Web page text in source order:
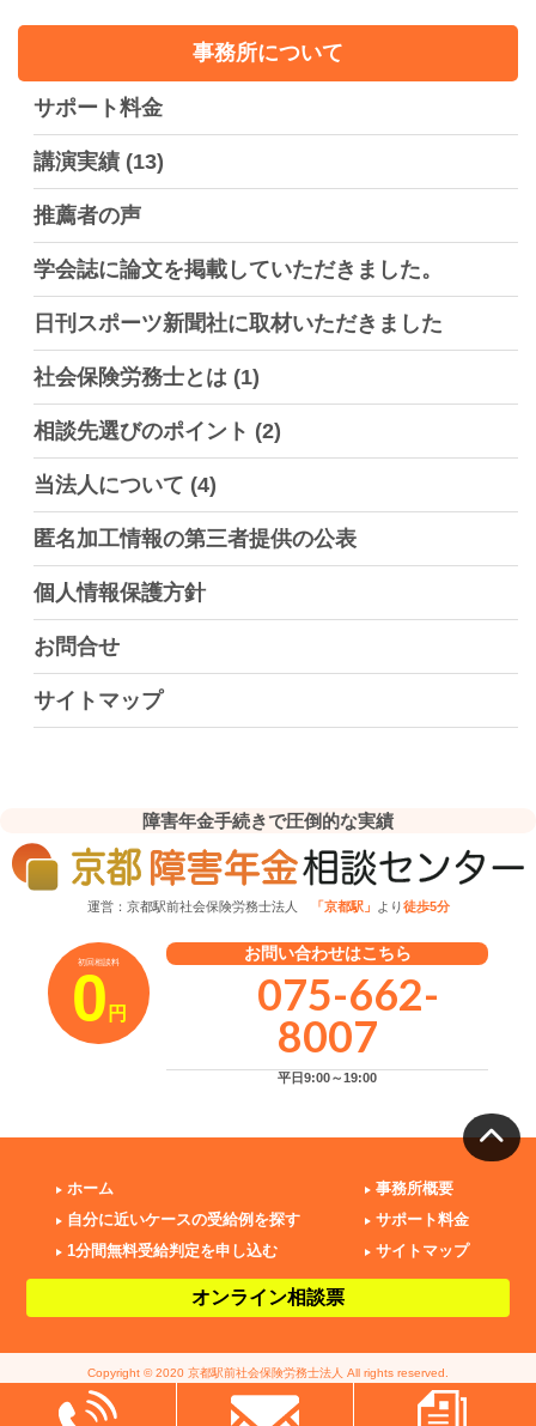
事務所について
サポート料金
講演実績 (13)
推薦者の声
学会誌に論文を掲載していただきました。
日刊スポーツ新聞社に取材いただきました
社会保険労務士とは (1)
相談先選びのポイント (2)
当法人について (4)
匿名加工情報の第三者提供の公表
個人情報保護方針
お問合せ
サイトマップ
障害年金手続きで圧倒的な実績
運営：京都駅前社会保険労務士法人 「京都駅」 より徒歩5分
初回相談料
0 円
お問い合わせはこちら
075-662-
8007
平日9:00～19:00
ホーム
自分に近いケースの受給例を探す
1分間無料受給判定を申し込む
事務所概要
サポート料金
サイトマップ
オンライン相談票
Copyright © 2020 京都駅前社会保険労務士法人 All rights reserved.